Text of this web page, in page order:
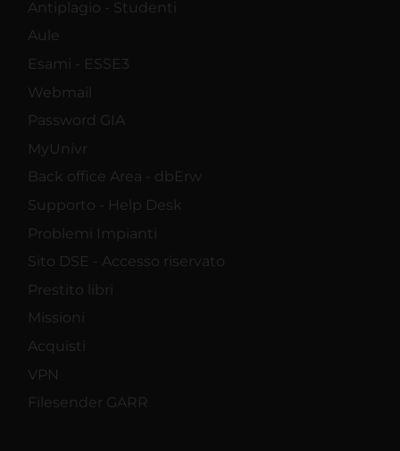
Antiplagio - Studenti
Aule
Esami - ESSE3
Webmail
Password GIA
MyUnivr
Back office Area - dbErw
Supporto - Help Desk
Problemi Impianti
Sito DSE - Accesso riservato
Prestito libri
Missioni
Acquisti
VPN
Filesender GARR